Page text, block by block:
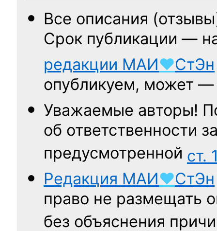
Все описания
Срок публикации —
редакции МАИ♥СтЭн
опубликуем, может
Уважаемые авторы!
об ответственности
предусмотренной ст.
Редакция МАИ♥СтЭн
право не размещать
без объяснения